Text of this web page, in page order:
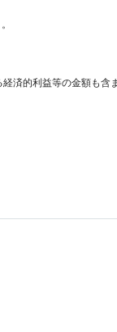
済的利益等の金額も含